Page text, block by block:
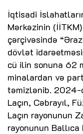
İqtisadi
Mərkəzinin
çərçivəsində
dövlət
cü ilin sonuna 62
minalardan və
təmizlənib. 2024-
Laçın, Cəbrayıl,
Laçın rayonunun
rayonunun